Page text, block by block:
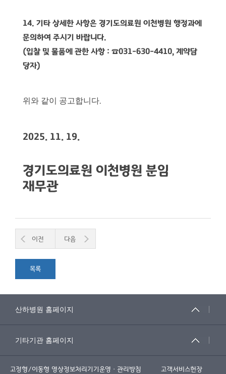
14. 기타 상세한 사항은 경기도의료원 이천병원 행정과에
문의하여 주시기 바랍니다.
(입찰 및 물품에 관한 사항 : ☎031-630-4410, 계약담
당자)
위와 같이 공고합니다.
2025. 11. 19.
경기도의료원 이천병원 분임
재무관
이전 다음
목록
고정형/이동형 영상정보처리기기운영ㆍ관리방침 고객서비스헌장